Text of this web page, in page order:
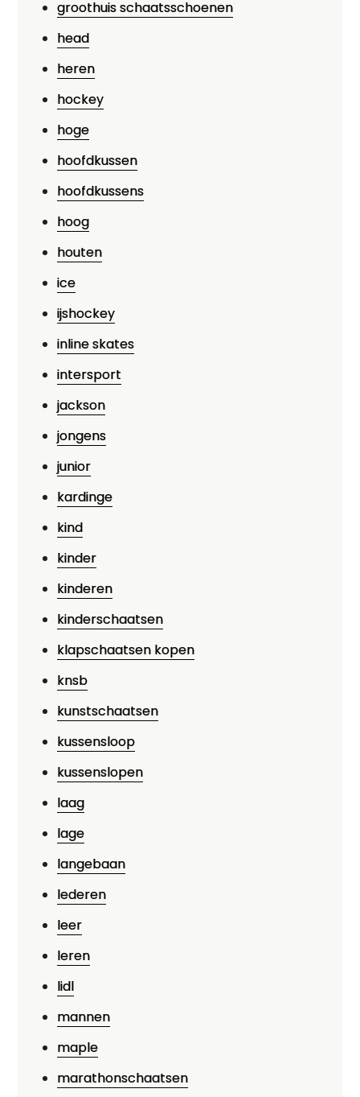
groothuis schaatsschoenen
head
heren
hockey
hoge
hoofdkussen
hoofdkussens
hoog
houten
ice
ijshockey
inline skates
intersport
jackson
jongens
junior
kardinge
kind
kinder
kinderen
kinderschaatsen
klapschaatsen kopen
knsb
kunstschaatsen
kussensloop
kussenslopen
laag
lage
langebaan
lederen
leer
leren
lidl
mannen
maple
marathonschaatsen